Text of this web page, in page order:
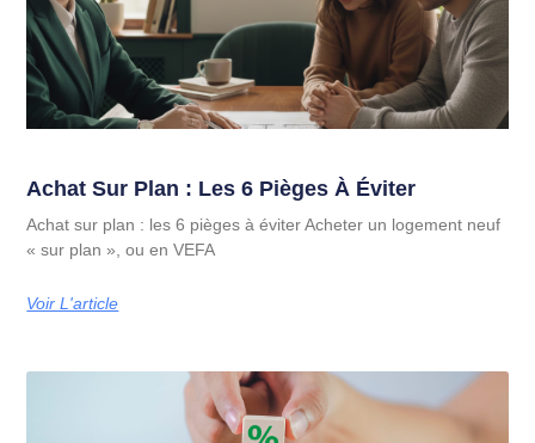
Achat Sur Plan : Les 6 Pièges À Éviter
Achat sur plan : les 6 pièges à éviter Acheter un logement neuf
« sur plan », ou en VEFA
Voir L'article